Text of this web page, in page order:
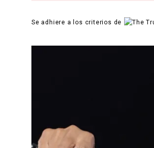
Se adhiere a los criterios de